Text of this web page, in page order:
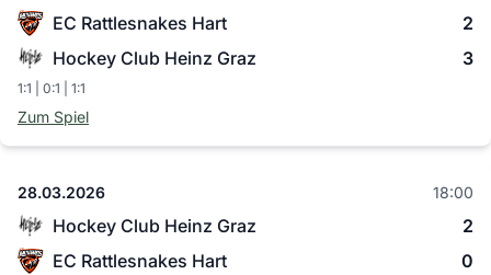
EC Rattlesnakes Hart
2
Hockey Club Heinz Graz
3
1:1 | 0:1 | 1:1
Zum Spiel
28.03.2026 18:00
Hockey Club Heinz Graz
2
EC Rattlesnakes Hart
0